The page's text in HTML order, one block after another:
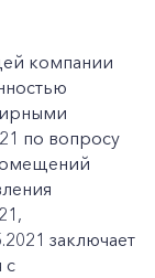
компании
по вопросу
заключает
с